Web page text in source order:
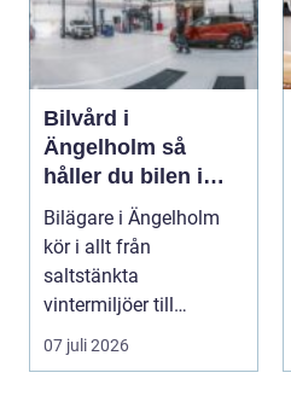
Bilvård i
Ängelholm så
håller du bilen i
toppskick året runt
Bilägare i Ängelholm
kör i allt från
saltstänkta
vintermiljöer till
dammiga
07 juli 2026